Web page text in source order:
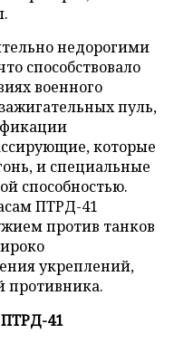
недорогими
способствовало
военного
пуль,
которые
и специальные
способностью.
ПТРД-41
против танков
укреплений,
противника.
41